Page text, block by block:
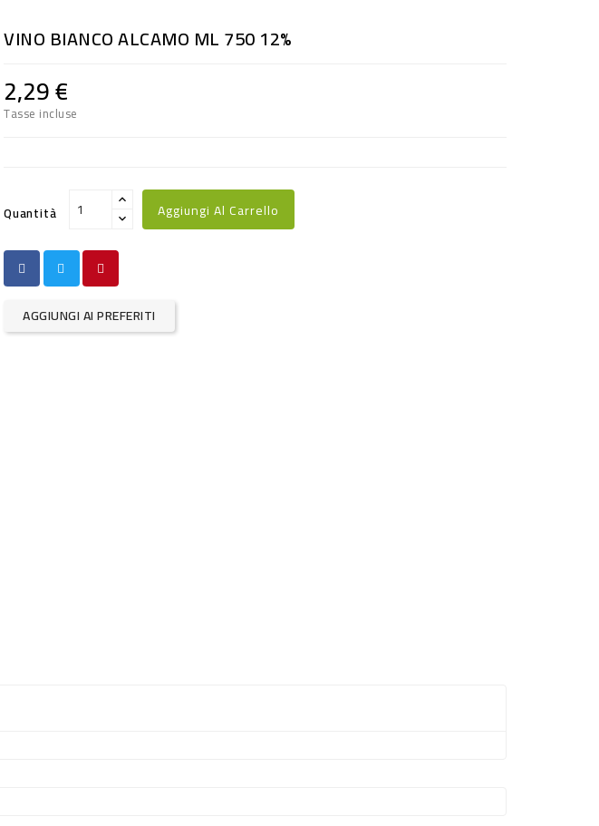
VINO BIANCO ALCAMO ML 750 12%
2,29 €
Tasse incluse
Quantità Aggiungi Al Carrello
AGGIUNGI AI PREFERITI